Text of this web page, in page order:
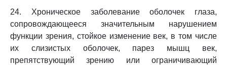
24. Хроническое заболевание оболочек глаза,
сопровождающееся значительным нарушением
функции зрения, стойкое изменение век, в том числе
их слизистых оболочек, парез мышц век,
препятствующий зрению или ограничивающий